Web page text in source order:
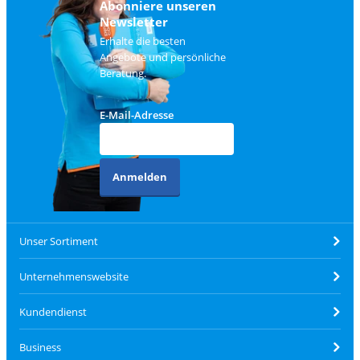
Abonniere unseren
Newsletter
Erhalte die besten
Angebote und persönliche
Beratung.
E-Mail-Adresse
Anmelden
Unser Sortiment
Unternehmenswebsite
Kundendienst
Business